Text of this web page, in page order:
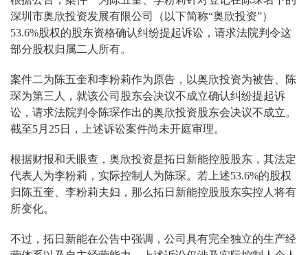
深圳市奥欣投资发展有限公司（以下简称“奥欣投资”）
53.6%股权的股东资格确认纠纷提起诉讼，请求法院判令这
部分股权归属二人所有。
案件二为陈五奎和李粉莉作为原告，以奥欣投资为被告、陈
琛为第三人，就该公司股东会决议不成立确认纠纷提起诉
讼，请求法院判令陈琛作出的奥欣投资股东会决议不成立。
截至5月25日，上述诉讼案件尚未开庭审理。
根据财报和天眼查，奥欣投资是拓日新能控股股东，其法定
代表人为李粉莉，实际控制人为陈琛。若上述53.6%的股权
归陈五奎、李粉莉夫妇，那么拓日新能控股股东实控人将有
所变化。
不过，拓日新能在公告中强调，公司具有完全独立的生产经